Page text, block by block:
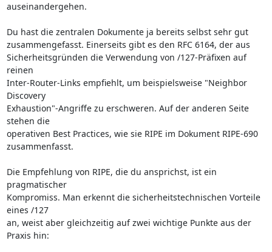
auseinandergehen.
Du hast die zentralen Dokumente ja bereits selbst sehr gut
zusammengefasst. Einerseits gibt es den RFC 6164, der aus
Sicherheitsgründen die Verwendung von /127-Präfixen auf
reinen
Inter-Router-Links empfiehlt, um beispielsweise "Neighbor
Discovery
Exhaustion"-Angriffe zu erschweren. Auf der anderen Seite
stehen die
operativen Best Practices, wie sie RIPE im Dokument RIPE-690
zusammenfasst.
Die Empfehlung von RIPE, die du ansprichst, ist ein
pragmatischer
Kompromiss. Man erkennt die sicherheitstechnischen Vorteile
eines /127
an, weist aber gleichzeitig auf zwei wichtige Punkte aus der
Praxis hin: